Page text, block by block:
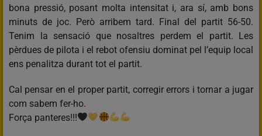
bona pressió, posant molta intensitat i, ara sí, amb bons
minuts de joc. Però arribem tard. Final del partit 56-50.
Tenim la sensació que nosaltres perdem el partit. Les
pèrdues de pilota i el rebot ofensiu dominat pel l’equip local
ens penalitza durant tot el partit.
Cal pensar en el proper partit, corregir errors i tornar a jugar
com sabem fer-ho.
Força panteres!!!